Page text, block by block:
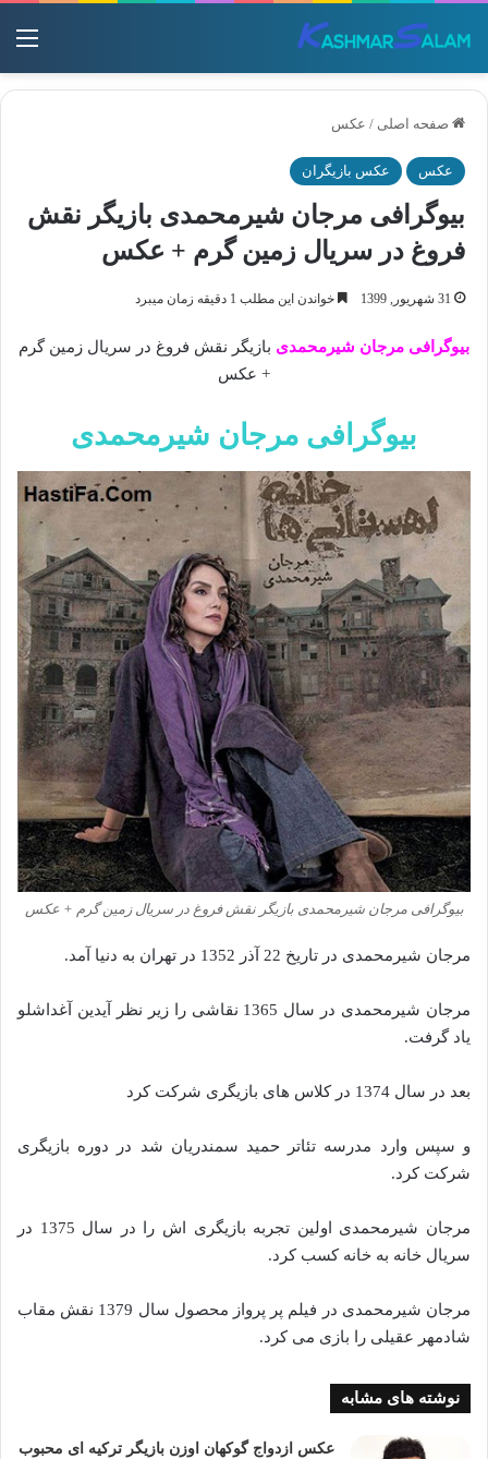
صفحه اصلی / عکس
عکس عکس بازیگران
بیوگرافی مرجان شیرمحمدی بازیگر نقش
فروغ در سریال زمین گرم + عکس
31 شهریور, 1399 خواندن این مطلب 1 دقیقه زمان میبرد
بیوگرافی مرجان شیرمحمدی بازیگر نقش فروغ در سریال زمین گرم
+ عکس
بیوگرافی مرجان شیرمحمدی
بیوگرافی مرجان شیرمحمدی بازیگر نقش فروغ در سریال زمین گرم + عکس
مرجان شیرمحمدی در تاریخ 22 آذر 1352 در تهران به دنیا آمد.
مرجان شیرمحمدی در سال 1365 نقاشی را زیر نظر آیدین آغداشلو
یاد گرفت.
بعد در سال 1374 در کلاس های بازیگری شرکت کرد
و سپس وارد مدرسه تئاتر حمید سمندریان شد در دوره بازیگری
شرکت کرد.
مرجان شیرمحمدی اولین تجربه بازیگری اش را در سال 1375 در
سریال خانه به خانه کسب کرد.
مرجان شیرمحمدی در فیلم پر پرواز محصول سال 1379 نقش مقاب
شادمهر عقیلی را بازی می کرد.
نوشته های مشابه
عکس ازدواج گوکهان اوزن بازیگر ترکیه ای محبوب